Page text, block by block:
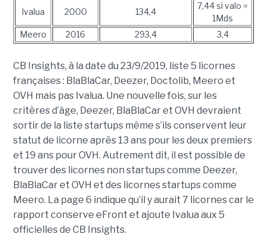
Ivalua 2000 134,4
7,44 si valo =
1Mds
Meero
2016 293,4 3,4
CB Insights, à la date du 23/9/2019, liste 5 licornes
françaises : BlaBlaCar, Deezer, Doctolib, Meero et
OVH mais pas Ivalua. Une nouvelle fois, sur les
critères d’âge, Deezer, BlaBlaCar et OVH devraient
sortir de la liste startups même s’ils conservent leur
statut de licorne après 13 ans pour les deux premiers
et 19 ans pour OVH. Autrement dit, il est possible de
trouver des licornes non startups comme Deezer,
BlaBlaCar et OVH et des licornes startups comme
Meero. La page 6 indique qu’il y aurait 7 licornes car le
rapport conserve eFront et ajoute Ivalua aux 5
officielles de CB Insights.